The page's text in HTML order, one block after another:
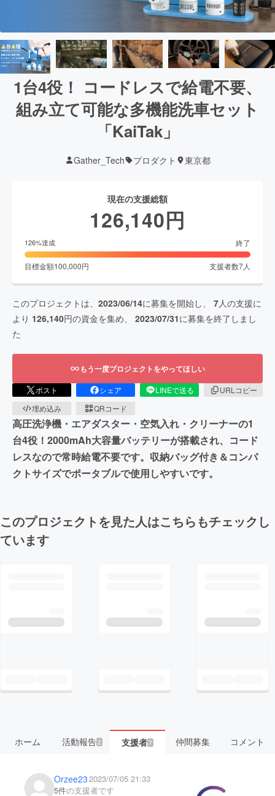
1台4役！ コードレスで給電不要、
組み立て可能な多機能洗車セット
「KaiTak」
Gather_Tech プロダクト 東京都
現在の支援総額
126,140円
126%達成 終了
目標金額100,000円 支援者数7人
このプロジェクトは、 2023/06/14に募集を開始し、 7人の支援に
より 126,140円の資金を集め、 2023/07/31に募集を終了しまし
た
もう一度プロジェクトをやってほしい
ポスト シェア LINEで送る
URLコピー
埋め込み
QRコード
高圧洗浄機・エアダスター・空気入れ・クリーナーの1
台4役！2000mAh大容量バッテリーが搭載され、コード
レスなので常時給電不要です。収納バッグ付き＆コンパ
クトサイズでポータブルで使用しやすいです。
このプロジェクトを見た人はこちらもチェックし
ています
ホーム 活動報告2 支援者7 仲間募集 コメント
Orzee232023/07/05 21:33
5件の支援者です